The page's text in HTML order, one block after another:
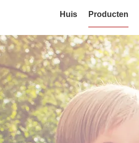
Huis Producten